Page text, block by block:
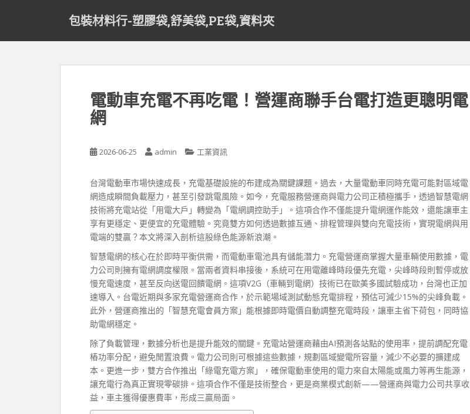
包裝材料行-塑膠袋,舒美袋,PE袋,資料夾
電動車充電不再吃電！營運商聯手台電打造更聰明電
網
2026-06-25 admin 工業資訊
台灣電動車市場快速成長，充電基礎設施的布建成為關鍵課題。過去，大量電動車同時充電可能對區域電
網造成瞬間負載壓力，甚至引發跳電風險。如今，充電服務營運商與電力公司正積極攜手，透過智慧電網
技術將充電站從「用電大戶」轉變為「電網調控助手」。這項合作不僅能提升電網運作能效，還能讓車主
享有更穩定、更便宜的充電體驗。究竟雙方如何透過數據互通、排程管理與雙向充電技術，實現電網與用
電端的雙贏？本文將深入剖析這股綠色能源新浪潮。
智慧電網的核心在於即時平衡供需，而電動車電池具有儲能潛力。充電營運商掌握大量車輛使用數據，電
力公司則擁有電網調度權限。當兩者資料串接後，系統可在用電離峰時段優先充電，尖峰時段則暫停或放
慢充電速度，甚至反向送電回饋電網。這項V2G（車輛到電網）技術已在歐美多國試驗成功，台灣也正加
速導入。台電近期與多家充電營運商合作，於示範場域測試動態充電排程，預估可減少15%的尖峰負載。
此外，營運商推出的「智慧充電會員方案」能根據即時電價自動調整充電時段，讓車主省下荷包，同時協
助電網穩定。
除了負載管理，數據分析也是提升能效的關鍵。充電站營運商藉由AI預測各站點的使用率，提前調配充電
樁功率分配，避免閒置浪費。電力公司則可根據這些數據，規劃區域變電所容量，減少不必要的擴建成
本。更進一步，雙方合作推出「綠電充電方案」，確保電動車使用的電力來自太陽能或風力等再生能源，
讓充電行為真正實現零碳排。這項合作不僅是技術整合，更是商業模式創新——營運商與電力公司共享收
益，車主獲得優惠費率，形成三贏局面。